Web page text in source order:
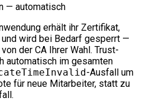
— automatisch
erhält ihr Zertifikat,
wird bei Bedarf gesperrt —
der CA Ihrer Wahl. Trust-
automatisch im gesamten
-Ausfall um
für neue Mitarbeiter, statt zu